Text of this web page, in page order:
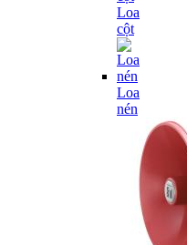
Loa
cột
Loa
nén